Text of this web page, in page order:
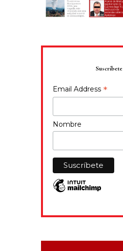
Suscríbete
Email Address *
Nombre